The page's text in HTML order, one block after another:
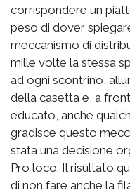
corrispondere un
peso di dover
meccanismo di
mille volte la stessa
ad ogni scontrino,
della casetta e, a
educato, anche
gradisce questo
stata una decisione
Pro loco. Il risultato
di non fare anche la